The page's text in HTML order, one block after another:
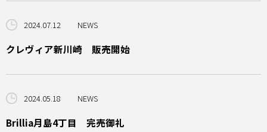
2024.07.12 NEWS
クレヴィア新川崎 販売開始
2024.05.18 NEWS
Brillia月島4丁目 完売御礼